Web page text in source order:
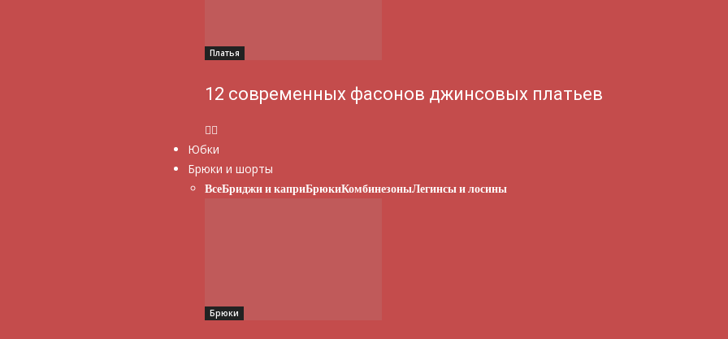
Платья
12 современных фасонов джинсовых платьев
Юбки
Брюки и шорты
ВсеБриджи и каприБрюкиКомбинезоныЛегинсы и лосины
Брюки